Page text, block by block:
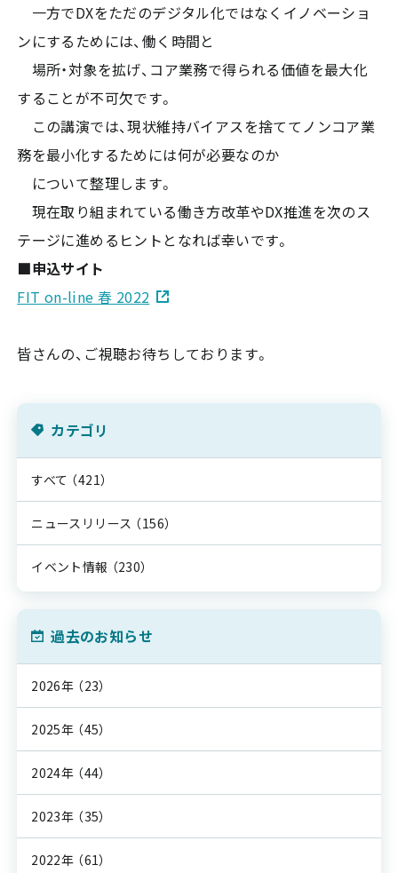
一方でDXをただのデジタル化ではなくイノベーショ
ンにするためには、働く時間と
場所・対象を拡げ、コア業務で得られる価値を最大化
することが不可欠です。
この講演では、現状維持バイアスを捨ててノンコア業
務を最小化するためには何が必要なのか
について整理します。
現在取り組まれている働き方改革やDX推進を次のス
テージに進めるヒントとなれば幸いです。
■申込サイト
FIT on-line 春 2022
皆さんの、ご視聴お待ちしております。
カテゴリ
すべて （421）
ニュースリリース （156）
イベント情報 （230）
過去のお知らせ
2026年 （23）
2025年 （45）
2024年 （44）
2023年 （35）
2022年 （61）